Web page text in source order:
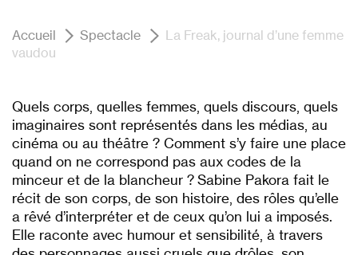
Accueil Spectacle
La Freak, journal d’une femme
vaudou
Quels corps, quelles femmes, quels discours, quels
imaginaires sont représentés dans les médias, au
cinéma ou au théâtre ? Comment s’y faire une place
quand on ne correspond pas aux codes de la
minceur et de la blancheur ? Sabine Pakora fait le
récit de son corps, de son histoire, des rôles qu’elle
a rêvé d’interpréter et de ceux qu’on lui a imposés.
Elle raconte avec humour et sensibilité, à travers